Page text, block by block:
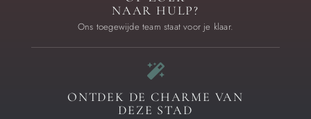
NAAR HULP?
Ons toegewijde team staat voor je klaar.
ONTDEK DE CHARME VAN
DEZE STAD